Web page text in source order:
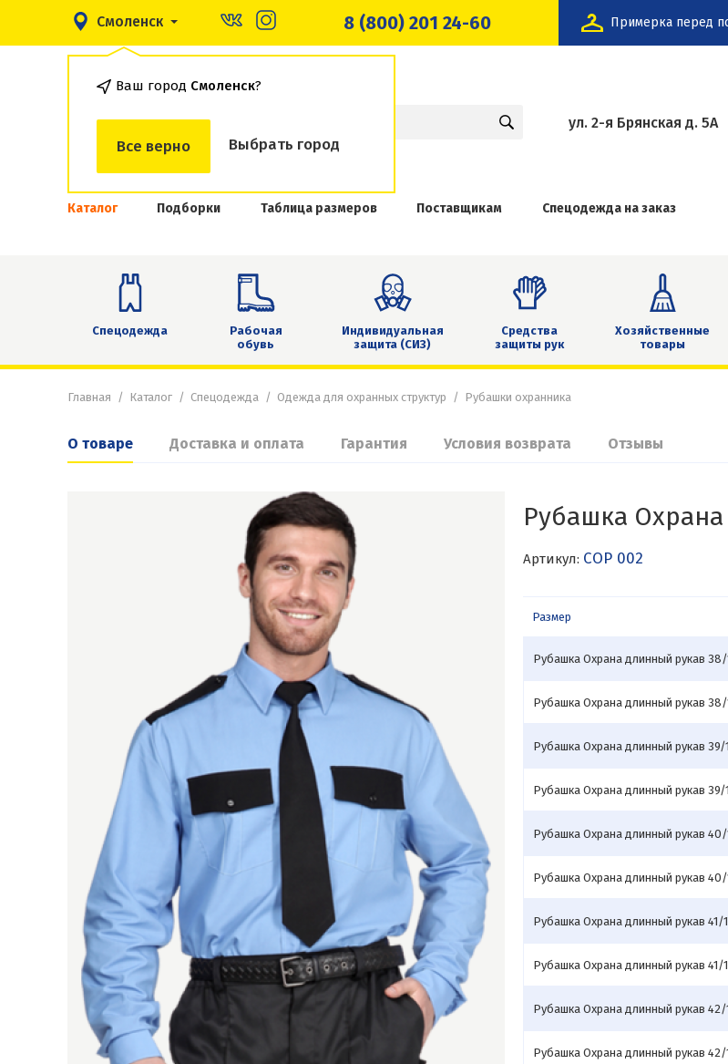
Смоленск
Ваш город Смоленск?
Все верно Выбрать город
8 (800) 201 24-60 Примерка перед
ул. 2-я Брянская д. 5А
Каталог Подборки Таблица размеров Поставщикам Спецодежда на заказ
Спецодежда
Рабочая
обувь
Индивидуальная
защита (СИЗ)
Средства
защиты рук
Хозяйственные
товары
Главная Каталог Спецодежда Одежда для охранных структур Рубашки охранника
О товаре Доставка и оплата Гарантия Условия возврата Отзывы
Рубашка
Артикул: СОР 002
Размер
Рубашка Охрана длинный рукав 38/
Рубашка Охрана длинный рукав
Рубашка Охрана длинный рукав 39/
Рубашка Охрана длинный рукав 39/
Рубашка Охрана длинный рукав 40/
Рубашка Охрана длинный рукав
Рубашка Охрана длинный рукав 41/
Рубашка Охрана длинный рукав 41/
Рубашка Охрана длинный рукав 42/
Рубашка Охрана длинный рукав 42/